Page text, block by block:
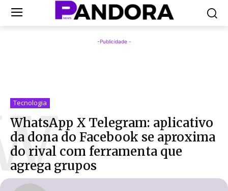
-Publicidade -
Tecnologia
WhatsApp X Telegram: aplicativo
da dona do Facebook se aproxima
do rival com ferramenta que
agrega grupos